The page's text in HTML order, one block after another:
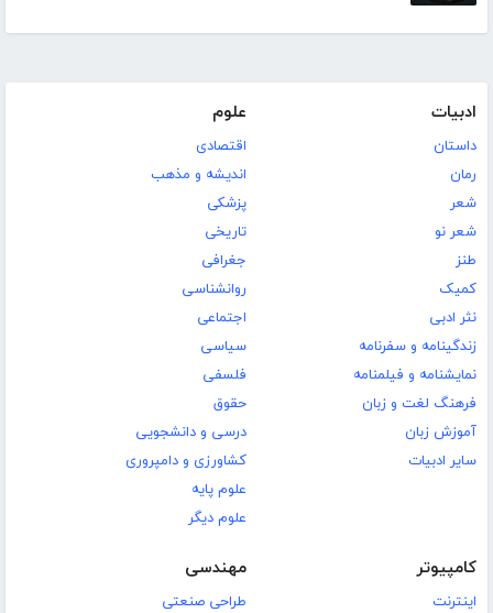
ادبیات
داستان
رمان
شعر
شعر نو
طنز
کمیک
نثر ادبی
زندگینامه و سفرنامه
نمایشنامه و فیلمنامه
فرهنگ لغت و زبان
آموزش زبان
سایر ادبیات
علوم
اقتصادی
اندیشه و مذهب
پزشکی
تاریخی
جغرافی
روانشناسی
اجتماعی
سیاسی
فلسفی
حقوق
درسی و دانشجویی
کشاورزی و دامپروری
علوم پایه
علوم دیگر
کامپیوتر
اینترنت
مهندسی
طراحی صنعتی